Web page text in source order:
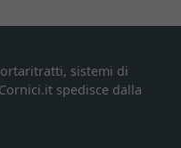
sistemi di
spedisce dalla